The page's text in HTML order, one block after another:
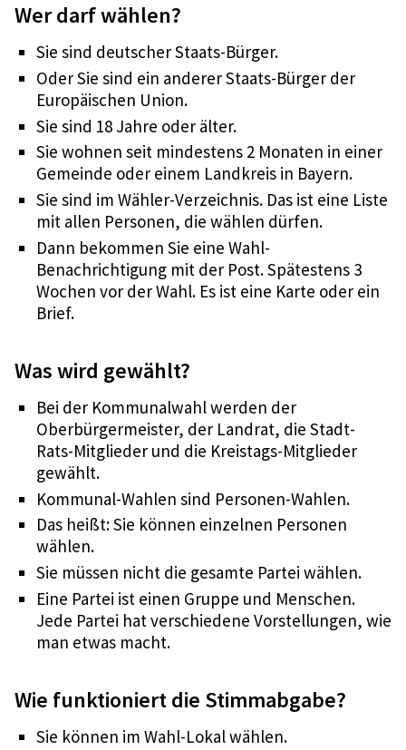
Wer darf wählen?
Sie sind deutscher Staats-Bürger.
Oder Sie sind ein anderer Staats-Bürger der
Europäischen Union.
Sie sind 18 Jahre oder älter.
Sie wohnen seit mindestens 2 Monaten in einer
Gemeinde oder einem Landkreis in Bayern.
Sie sind im Wähler-Verzeichnis. Das ist eine Liste
mit allen Personen, die wählen dürfen.
Dann bekommen Sie eine Wahl-
Benachrichtigung mit der Post. Spätestens 3
Wochen vor der Wahl. Es ist eine Karte oder ein
Brief.
Was wird gewählt?
Bei der Kommunalwahl werden der
Oberbürgermeister, der Landrat, die Stadt-
Rats-Mitglieder und die Kreistags-Mitglieder
gewählt.
Kommunal-Wahlen sind Personen-Wahlen.
Das heißt: Sie können einzelnen Personen
wählen.
Sie müssen nicht die gesamte Partei wählen.
Eine Partei ist einen Gruppe und Menschen.
Jede Partei hat verschiedene Vorstellungen, wie
man etwas macht.
Wie funktioniert die Stimmabgabe?
Sie können im Wahl-Lokal wählen.